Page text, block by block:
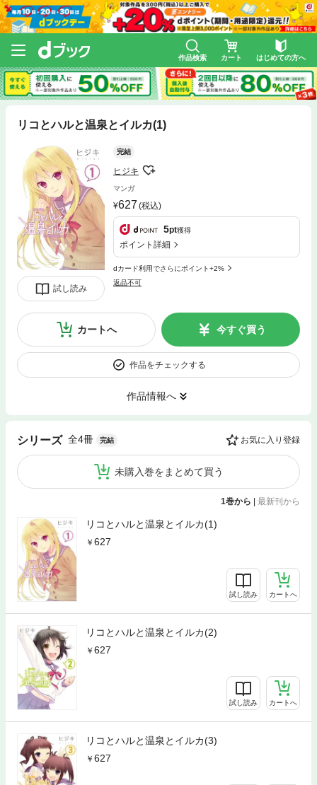
作品検索 カート はじめての方へ
リコとハルと温泉とイルカ(1)
試し読み
完結
ヒジキ
マンガ
627 (税込)
5pt獲得
ポイント詳細
dカード利用でさらにポイント+2%
返品不可
カートへ 今すぐ買う
作品をチェックする
作品情報へ
シリーズ 全4冊 完結 お気に入り登録
未購入巻をまとめて買う
1巻から | 最新刊から
リコとハルと温泉とイルカ(1)
627
試し読み カートへ
リコとハルと温泉とイルカ(2)
627
試し読み カートへ
リコとハルと温泉とイルカ(3)
627